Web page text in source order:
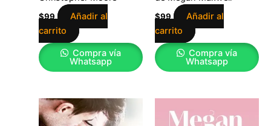
$99
Añadir al
carrito
Compra vía
Whatsapp
$99
Añadir al
carrito
Compra vía
Whatsapp